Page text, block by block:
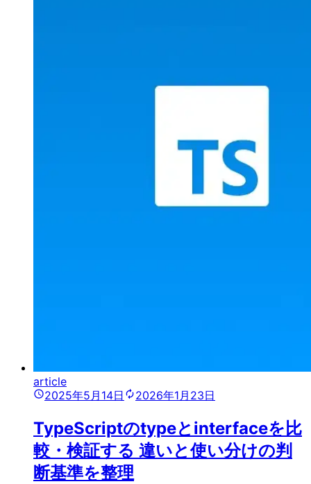
article
2025年5月14日
2026年1月23日
TypeScriptのtypeとinterfaceを比
較・検証する 違いと使い分けの判
断基準を整理